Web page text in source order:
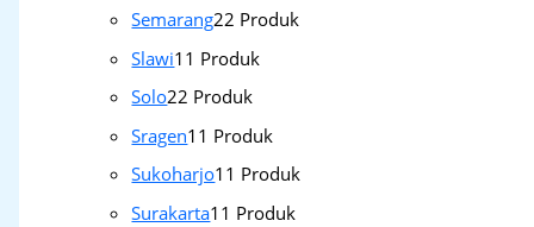
Semarang22 Produk
Slawi1 1 Produk
Solo22 Produk
Sragen1 1 Produk
Sukoharjo1 1 Produk
Surakarta1 1 Produk